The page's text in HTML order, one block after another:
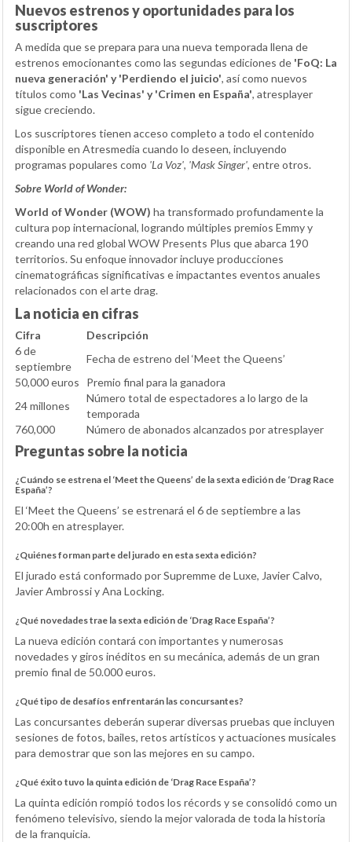
Nuevos estrenos y oportunidades para los
suscriptores
A medida que se prepara para una nueva temporada llena de
estrenos emocionantes como las segundas ediciones de 'FoQ: La
nueva generación' y 'Perdiendo el juicio', así como nuevos
títulos como 'Las Vecinas' y 'Crimen en España', atresplayer
sigue creciendo.
Los suscriptores tienen acceso completo a todo el contenido
disponible en Atresmedia cuando lo deseen, incluyendo
programas populares como 'La Voz', 'Mask Singer', entre otros.
Sobre World of Wonder:
World of Wonder (WOW) ha transformado profundamente la
cultura pop internacional, logrando múltiples premios Emmy y
creando una red global WOW Presents Plus que abarca 190
territorios. Su enfoque innovador incluye producciones
cinematográficas significativas e impactantes eventos anuales
relacionados con el arte drag.
La noticia en cifras
Cifra
Descripción
6 de
septiembre
Fecha de estreno del ‘Meet the Queens’
50,000 euros
Premio final para la ganadora
24 millones
Número total de espectadores a lo largo de la
temporada
760,000
Número de abonados alcanzados por atresplayer
Preguntas sobre la noticia
¿Cuándo se estrena el ‘Meet the Queens’ de la sexta edición de ‘Drag Race
España’?
El ‘Meet the Queens’ se estrenará el 6 de septiembre a las
20:00h en atresplayer.
¿Quiénes forman parte del jurado en esta sexta edición?
El jurado está conformado por Supremme de Luxe, Javier Calvo,
Javier Ambrossi y Ana Locking.
¿Qué novedades trae la sexta edición de ‘Drag Race España’?
La nueva edición contará con importantes y numerosas
novedades y giros inéditos en su mecánica, además de un gran
premio final de 50.000 euros.
¿Qué tipo de desafíos enfrentarán las concursantes?
Las concursantes deberán superar diversas pruebas que incluyen
sesiones de fotos, bailes, retos artísticos y actuaciones musicales
para demostrar que son las mejores en su campo.
¿Qué éxito tuvo la quinta edición de ‘Drag Race España’?
La quinta edición rompió todos los récords y se consolidó como un
fenómeno televisivo, siendo la mejor valorada de toda la historia
de la franquicia.